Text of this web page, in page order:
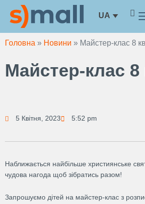
Перейти
вмісту
UA
Головна » Новини » Майстер-клас 8
Майстер-клас 8
5 Квітня, 2023 5:52 pm
Наближається найбільше християнське
чудова нагода щоб зібратись разом!
Запрошуємо дітей на майстер-клас з